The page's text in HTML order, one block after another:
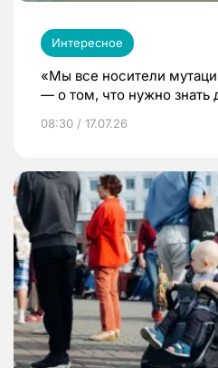
Интересное
«Мы все носители
— о том, что нужно знать
08:30 / 17.07.26